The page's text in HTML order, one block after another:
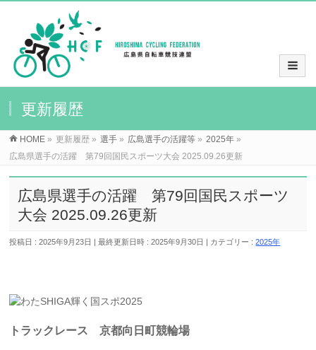
更新履歴
HOME » 更新履歴 » 選手 » 広島選手の活躍等 » 2025年 »
広島県選手の活躍 第79回国民スポーツ大会 2025.09.26更新
広島県選手の活躍 第79回国民スポーツ
大会 2025.09.26更新
投稿日 : 2025年9月23日 最終更新日時 : 2025年9月30日 カテゴリー :2025年
トラックレース 京都向日町競輪場